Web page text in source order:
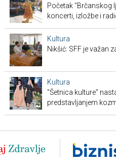
Početak "Brčanskog
koncerti, izložbe i
Kultura
Nikšić: SFF je važan
Kultura
"Šetnica kulture"
predstavljanjem